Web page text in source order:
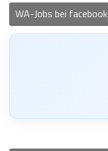
WA-Jobs bei facebook